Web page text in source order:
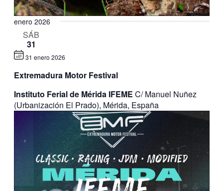
enero 2026
SÁB
31
Extremadura Motor Festival
31 enero 2026
Instituto Ferial de Mérida IFEME C/ Manuel Nuñez
(Urbanización El Prado), Mérida, España